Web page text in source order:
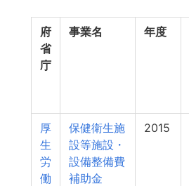
府
省
庁
事業名 年度
厚
生
労
働
保健衛生施
設等施設・
設備整備費
補助金
2015